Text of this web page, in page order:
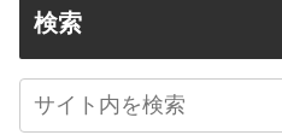
検索